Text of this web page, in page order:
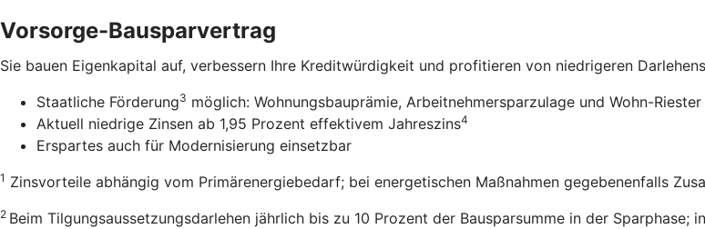
Vorsorge-Bausparvertrag
Sie bauen Eigenkapital auf, verbessern Ihre Kreditwürdigkeit und profitieren von niedrigeren
Staatliche Förderung3 möglich: Wohnungsbauprämie, Arbeitnehmersparzulage und Wohn-Riester
Aktuell niedrige Zinsen ab 1,95 Prozent effektivem Jahreszins4
Erspartes auch für Modernisierung einsetzbar
1 Zinsvorteile abhängig vom Primärenergiebedarf; bei energetischen Maßnahmen gegebenenfalls
2 Beim Tilgungsaussetzungsdarlehen jährlich bis zu 10 Prozent der Bausparsumme in der Sparphase;